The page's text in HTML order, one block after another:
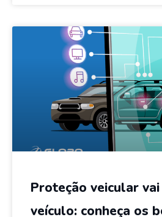
Proteção veicular
veículo: conheça os